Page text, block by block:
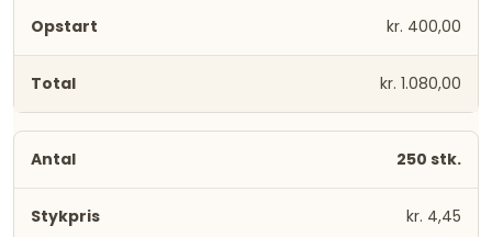
kr. 400,00
kr. 1.080,00
250 stk.
kr. 4,45